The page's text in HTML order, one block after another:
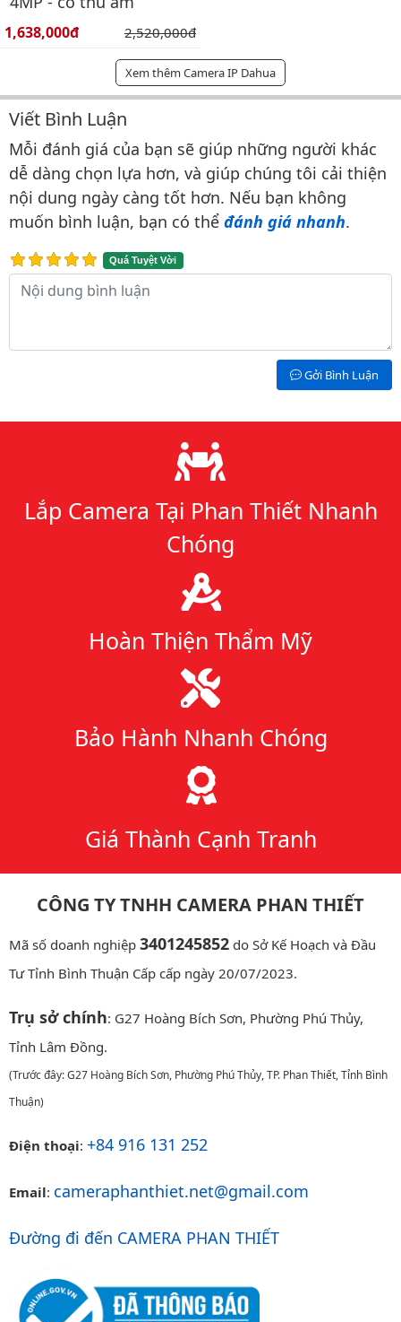
Giá bán:
1,638,000đ Giá gốc:
2,520,000đ
Xem thêm Camera IP Dahua
Bình luận & Đánh giá
Viết Bình Luận
Mỗi đánh giá của bạn sẽ giúp những người khác
dễ dàng chọn lựa hơn, và giúp chúng tôi cải thiện
nội dung ngày càng tốt hơn. Nếu bạn không
muốn bình luận, bạn có thể đánh giá nhanh.
Quá Tuyệt Vời
Nội dung bình luận
Gởi Bình Luận
Lý do chọn chúng tôi
Lắp Camera Tại Phan Thiết Nhanh
Chóng
Hoàn Thiện Thẩm Mỹ
Bảo Hành Nhanh Chóng
Giá Thành Cạnh Tranh
CÔNG TY TNHH CAMERA PHAN THIẾT
Mã số doanh nghiệp 3401245852 do Sở Kế Hoạch và Đầu
Tư Tỉnh Bình Thuận Cấp cấp ngày 20/07/2023.
Trụ sở chính: G27 Hoàng Bích Sơn, Phường Phú Thủy,
Tỉnh Lâm Đồng.
(Trước đây: G27 Hoàng Bích Sơn, Phường Phú Thủy, TP. Phan Thiết, Tỉnh Bình
Thuận)
Điện thoại: +84 916 131 252
Email: cameraphanthiet.net@gmail.com
Đường đi đến CAMERA PHAN THIẾT